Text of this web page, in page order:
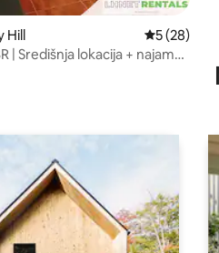
Hill Prosječna
5 (28)
| Središnja lokacija + najam